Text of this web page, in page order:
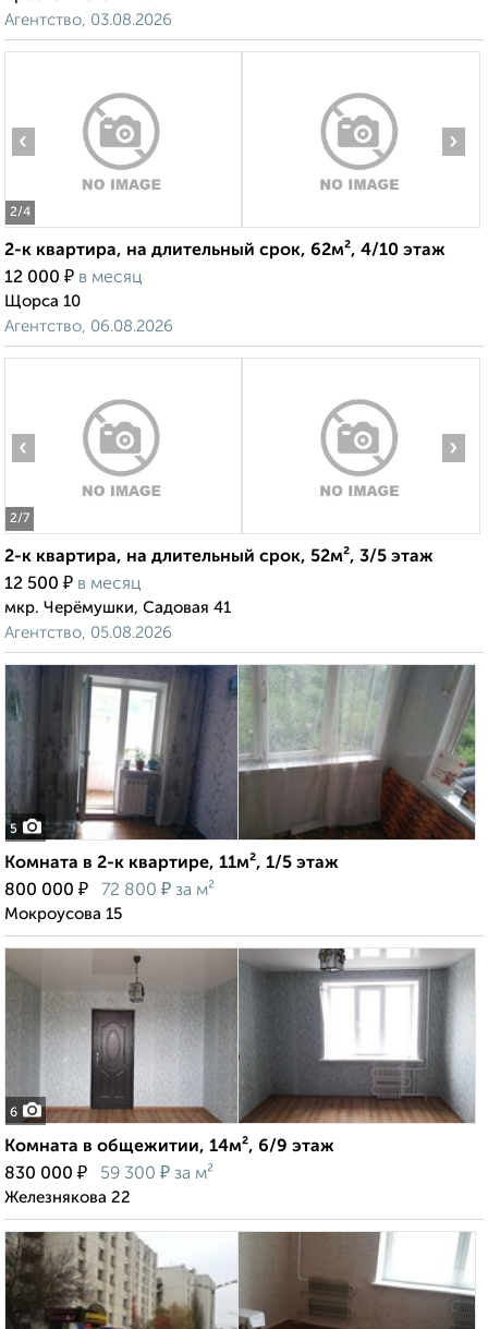
Агентство, 03.08.2026
2/4
‹ ›
2-к квартира, на длительный срок, 62м², 4/10 этаж
12 000 ₽ в месяц
Щорса 10
Агентство, 06.08.2026
2/7
‹ ›
2-к квартира, на длительный срок, 52м², 3/5 этаж
12 500 ₽ в месяц
мкр. Черёмушки, Садовая 41
Агентство, 05.08.2026
5
Комната в 2-к квартире, 11м², 1/5 этаж
800 000 ₽ 72 800 ₽ за м²
Мокроусова 15
6
Комната в общежитии, 14м², 6/9 этаж
830 000 ₽ 59 300 ₽ за м²
Железнякова 22